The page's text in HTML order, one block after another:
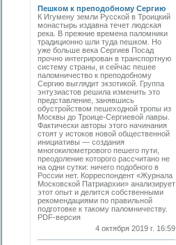
Пешком к преподобному Сергию
К Игумену земли Русской в Троицкий
монастырь издавна течет людская
река. В прежние времена паломники
традиционно шли туда пешком. Но
уже больше века Сергиев Посад
прочно интегрирован в транспортную
систему страны, и сейчас пешее
паломничество к преподобному
Сергию выглядит экзотикой. Группа
энтузиастов решила изменить это
представление, занявшись
обустройством пешеходной тропы из
Москвы до Троице-Сергиевой лавры.
Фактически авторы этого начинания
стоят у истоков новой общест­венной
инициативы — создания
многокилометрового пешего пути,
преодоление которого рассчитано не
на одни сутки: ничего подобного в
России нет. Корреспондент «Журнала
Московской Патриархии» анализирует
этот опыт и делится собственными
рекомендациями по правильной
подготовке к такому паломничеству.
PDF-версия
4 октября 2019 г. 16:59